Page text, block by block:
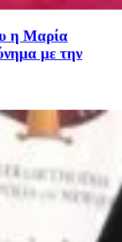
η Μαρία
με την